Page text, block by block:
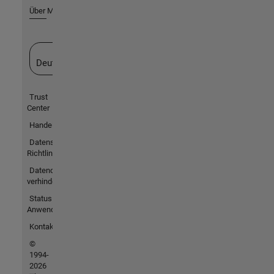
Über MathWorks
Deutschland
Trust
Center
Handelsmarken
Datenschutz-
Richtlinien
Datendiebstahl
verhindern
Status von
Anwendungen
Kontakt
©
1994-
2026